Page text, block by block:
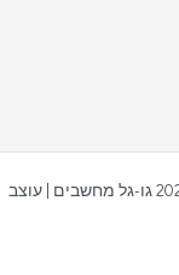
זכויות שמורות טכנאי מחשבים | תיקון מחשבים © 2026 גו-גל מחשבים | עוצב